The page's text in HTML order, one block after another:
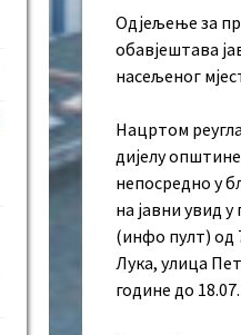
Одјељење за
обавјештава
насељеног
Нацртом
дијелу
непосредно у
на јавни увид
(инфо пулт) од
Лука, улица
године до